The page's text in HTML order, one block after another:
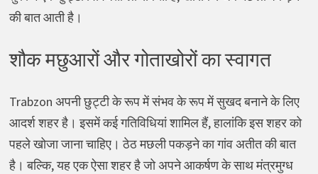
की बात आती है।
शौक मछुआरों और गोताखोरों का स्वागत
Trabzon अपनी छुट्टी के रूप में संभव के रूप में सुखद बनाने के लिए
आदर्श शहर है। इसमें कई गतिविधियां शामिल हैं, हालांकि इस शहर को
पहले खोजा जाना चाहिए। ठेठ मछली पकड़ने का गांव अतीत की बात
है। बल्कि, यह एक ऐसा शहर है जो अपने आकर्षण के साथ मंत्रमुग्ध